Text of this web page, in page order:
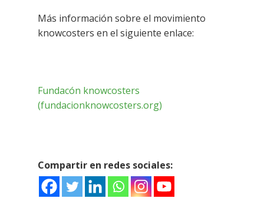
Más información sobre el movimiento
knowcosters en el siguiente enlace:
Fundacón knowcosters
(fundacionknowcosters.org)
Compartir en redes sociales: